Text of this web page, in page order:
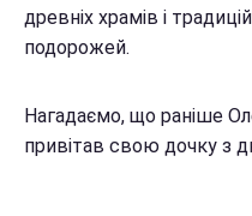
древніх храмів і
подорожей.
Нагадаємо, що раніше
привітав свою дочку з